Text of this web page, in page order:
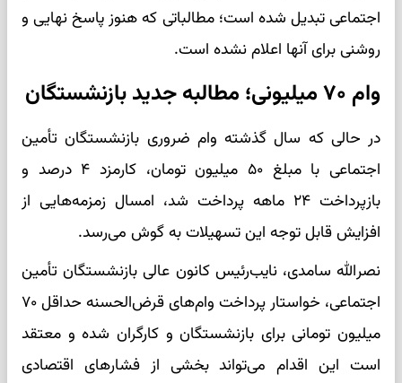
اجتماعی تبدیل شده است؛ مطالباتی که هنوز پاسخ نهایی و
روشنی برای آنها اعلام نشده است.
وام ۷۰ میلیونی؛ مطالبه جدید بازنشستگان
در حالی که سال گذشته وام ضروری بازنشستگان تأمین
اجتماعی با مبلغ ۵۰ میلیون تومان، کارمزد ۴ درصد و
بازپرداخت ۲۴ ماهه پرداخت شد، امسال زمزمه‌هایی از
افزایش قابل توجه این تسهیلات به گوش می‌رسد.
نصرالله سامدی، نایب‌رئیس کانون عالی بازنشستگان تأمین
اجتماعی، خواستار پرداخت وام‌های قرض‌الحسنه حداقل ۷۰
میلیون تومانی برای بازنشستگان و کارگران شده و معتقد
است این اقدام می‌تواند بخشی از فشارهای اقتصادی